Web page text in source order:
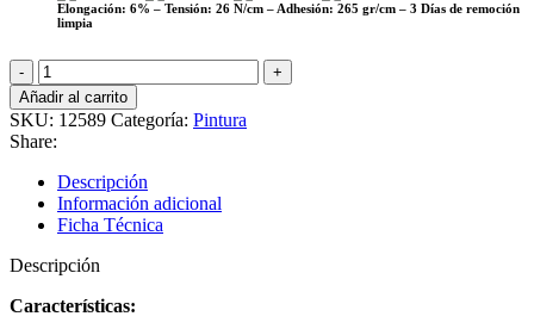
Elongación: 6% – Tensión: 26 N/cm – Adhesión: 265 gr/cm – 3 Días de remoción
limpia
Cinta
de
enmascarar
-
Truper
12589
cantidad
Añadir al carrito
SKU: 12589 Categoría: Pintura
Share:
Descripción
Información adicional
Ficha Técnica
Descripción
Características: